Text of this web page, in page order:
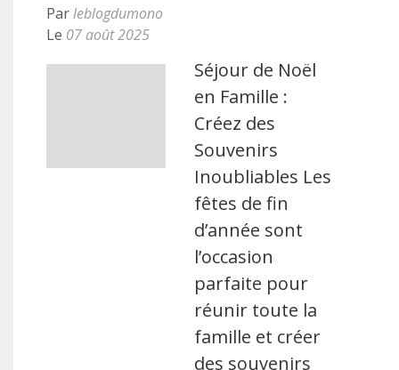
Parleblogdumono
Le 07 août 2025
Séjour de Noël
en Famille :
Créez des
Souvenirs
Inoubliables Les
fêtes de fin
d’année sont
l’occasion
parfaite pour
réunir toute la
famille et créer
des souvenirs